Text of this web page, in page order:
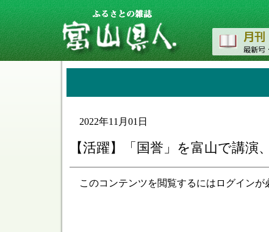
2022年11月01日
【活躍】「国誉」を富山で講演
このコンテンツを閲覧するにはログインが